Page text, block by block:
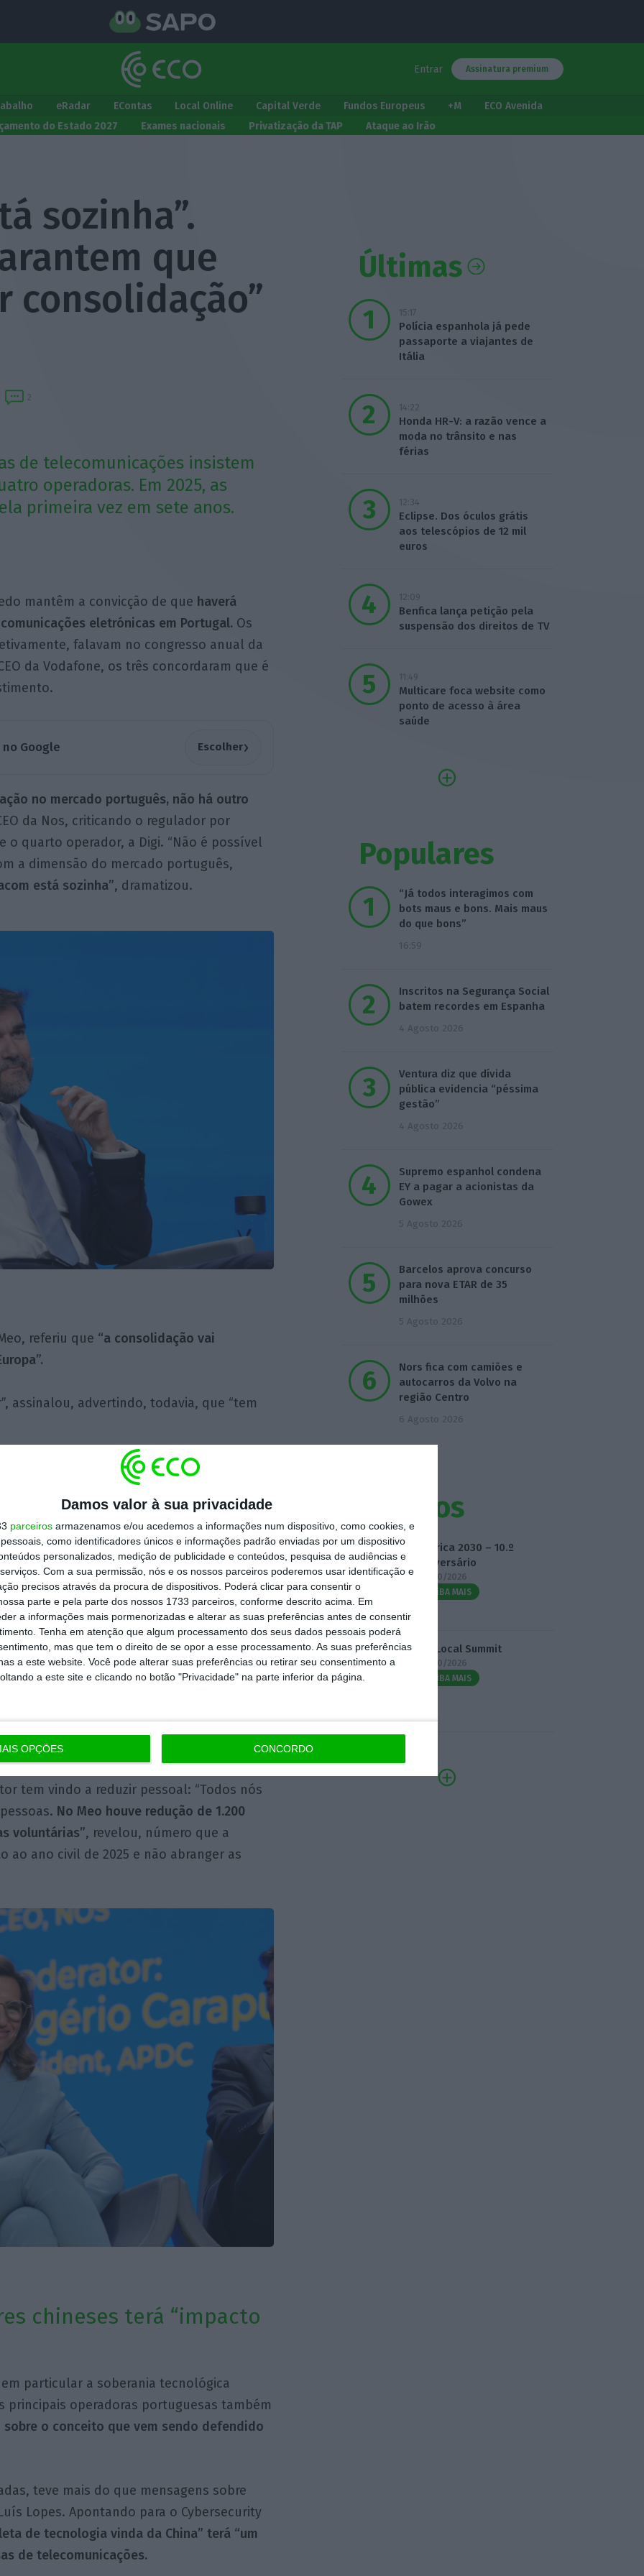
Damos valor à sua privacidade
parceiros armazenamos e/ou acedemos a informações num dispositivo, como cookies, e
como identificadores únicos e informações padrão enviadas por um dispositivo
personalizados, medição de publicidade e conteúdos, pesquisa de audiências e
Com a sua permissão, nós e os nossos parceiros poderemos usar identificação e
precisos através da procura de dispositivos. Poderá clicar para consentir o
parte e pela parte dos nossos 1733 parceiros, conforme descrito acima. Em
a informações mais pormenorizadas e alterar as suas preferências antes de consentir
Tenha em atenção que algum processamento dos seus dados pessoais poderá
mas que tem o direito de se opor a esse processamento. As suas preferências
a este website. Você pode alterar suas preferências ou retirar seu consentimento a
a este site e clicando no botão "Privacidade" na parte inferior da página.
OPÇÕES CONCORDO
Entrar Assinatura premium
eRadar EContas Local Online Capital Verde Fundos Europeus +M
ECO Avenida
do Estado 2027 Exames nacionais Privatização da TAP Ataque ao Irão
sozinha”.
que
consolidação”
2
de telecomunicações insistem
operadoras. Em 2025, as
primeira vez em sete anos.
mantêm a convicção de que haverá
eletrónicas em Portugal. Os
falavam no congresso anual da
da Vodafone, os três concordaram que é
Google Escolher›
no mercado português, não há outro
da Nos, criticando o regulador por
o quarto operador, a Digi. “Não é possível
a dimensão do mercado português,
está sozinha”, dramatizou.
referiu que “a consolidação vai
assinalou, advertindo, todavia, que “tem
de corrigir erros do passado, mas no
deste setor, para permitir escala e
das operadoras, no único debate do ano
concordaram que é necessário criar
para investir. Em particular, Luís
da Vodafone, assinalou que“as receitas
que o setor tem, voltaram a cair em 2025,
não se verificava há mais de sete anos”.
português é interessante”, atirou,
pode ainda vir a ter “um futuro muito
tem vindo a reduzir pessoal: “Todos nós
No Meo houve redução de 1.200
voluntárias”, revelou, número que a
ao ano civil de 2025 e não abranger as
chineses terá “impacto
particular a soberania tecnológica
principais operadoras portuguesas também
sobre o conceito que vem sendo defendido
teve mais do que mensagens sobre
Lopes. Apontando para o Cybersecurity
de tecnologia vinda da China” terá “um
de telecomunicações.
Últimas
15:17
Polícia espanhola já pede
passaporte a viajantes de
Itália
14:22
Honda HR-V: a razão vence a
moda no trânsito e nas
férias
12:34
Eclipse. Dos óculos grátis
aos telescópios de 12 mil
euros
12:09
Benfica lança petição pela
suspensão dos direitos de TV
11:49
Multicare foca website como
ponto de acesso à área
saúde
Populares
“Já todos interagimos com
bots maus e bons. Mais maus
do que bons”
16:59
Inscritos na Segurança Social
batem recordes em Espanha
4 Agosto 2026
Ventura diz que dívida
pública evidencia “péssima
gestão”
4 Agosto 2026
Supremo espanhol condena
EY a pagar a acionistas da
Gowex
5 Agosto 2026
Barcelos aprova concurso
para nova ETAR de 35
milhões
5 Agosto 2026
Nors fica com camiões e
autocarros da Volvo na
região Centro
6 Agosto 2026
Eventos
Fábrica 2030 – 10.º
Aniversário
14/10/2026
SAIBA MAIS
3.º Local Summit
07/10/2026
SAIBA MAIS